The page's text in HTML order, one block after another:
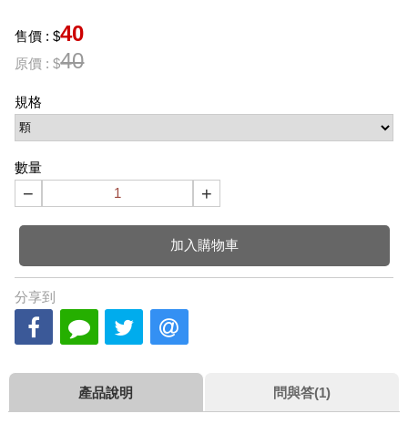
售價 : $40
原價 : $40
規格
數量
− +
加入購物車
分享到
產品說明 問與答(1)